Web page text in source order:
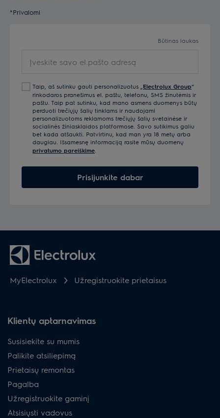
*Privalomi
Būtinas laukas
Taip, aš sutinku gauti personalizuotus „ Electrolux Group“
rinkodaros pranešimus el. paštu, telefonu, SMS žinutėmis ir
paštu. Taip pat sutinku, kad mano asmens duomenys būtų
perduoti trečiųjų šalių tinklams ir naudojami
personalizuotoms reklamoms trečiųjų šalių svetainėse ir
socialinės žiniasklaidos platformose. Savo sutikimus galiu
bet kada atšaukti. Patvirtinu, kad man yra 18 metų arba
daugiau. Išsamesnę informaciją rasite mūsų duomenų
privatumo pareiškime
Prisijunkite dabar
MyElectrolux Užregistruokite prietaisus
Klientų aptarnavimas
Susisiekite su mumis
Palikite atsiliepimą
Prietaisų remontas
Pagalba
Užregistruokite gaminį
Atsisiųsti vadovus